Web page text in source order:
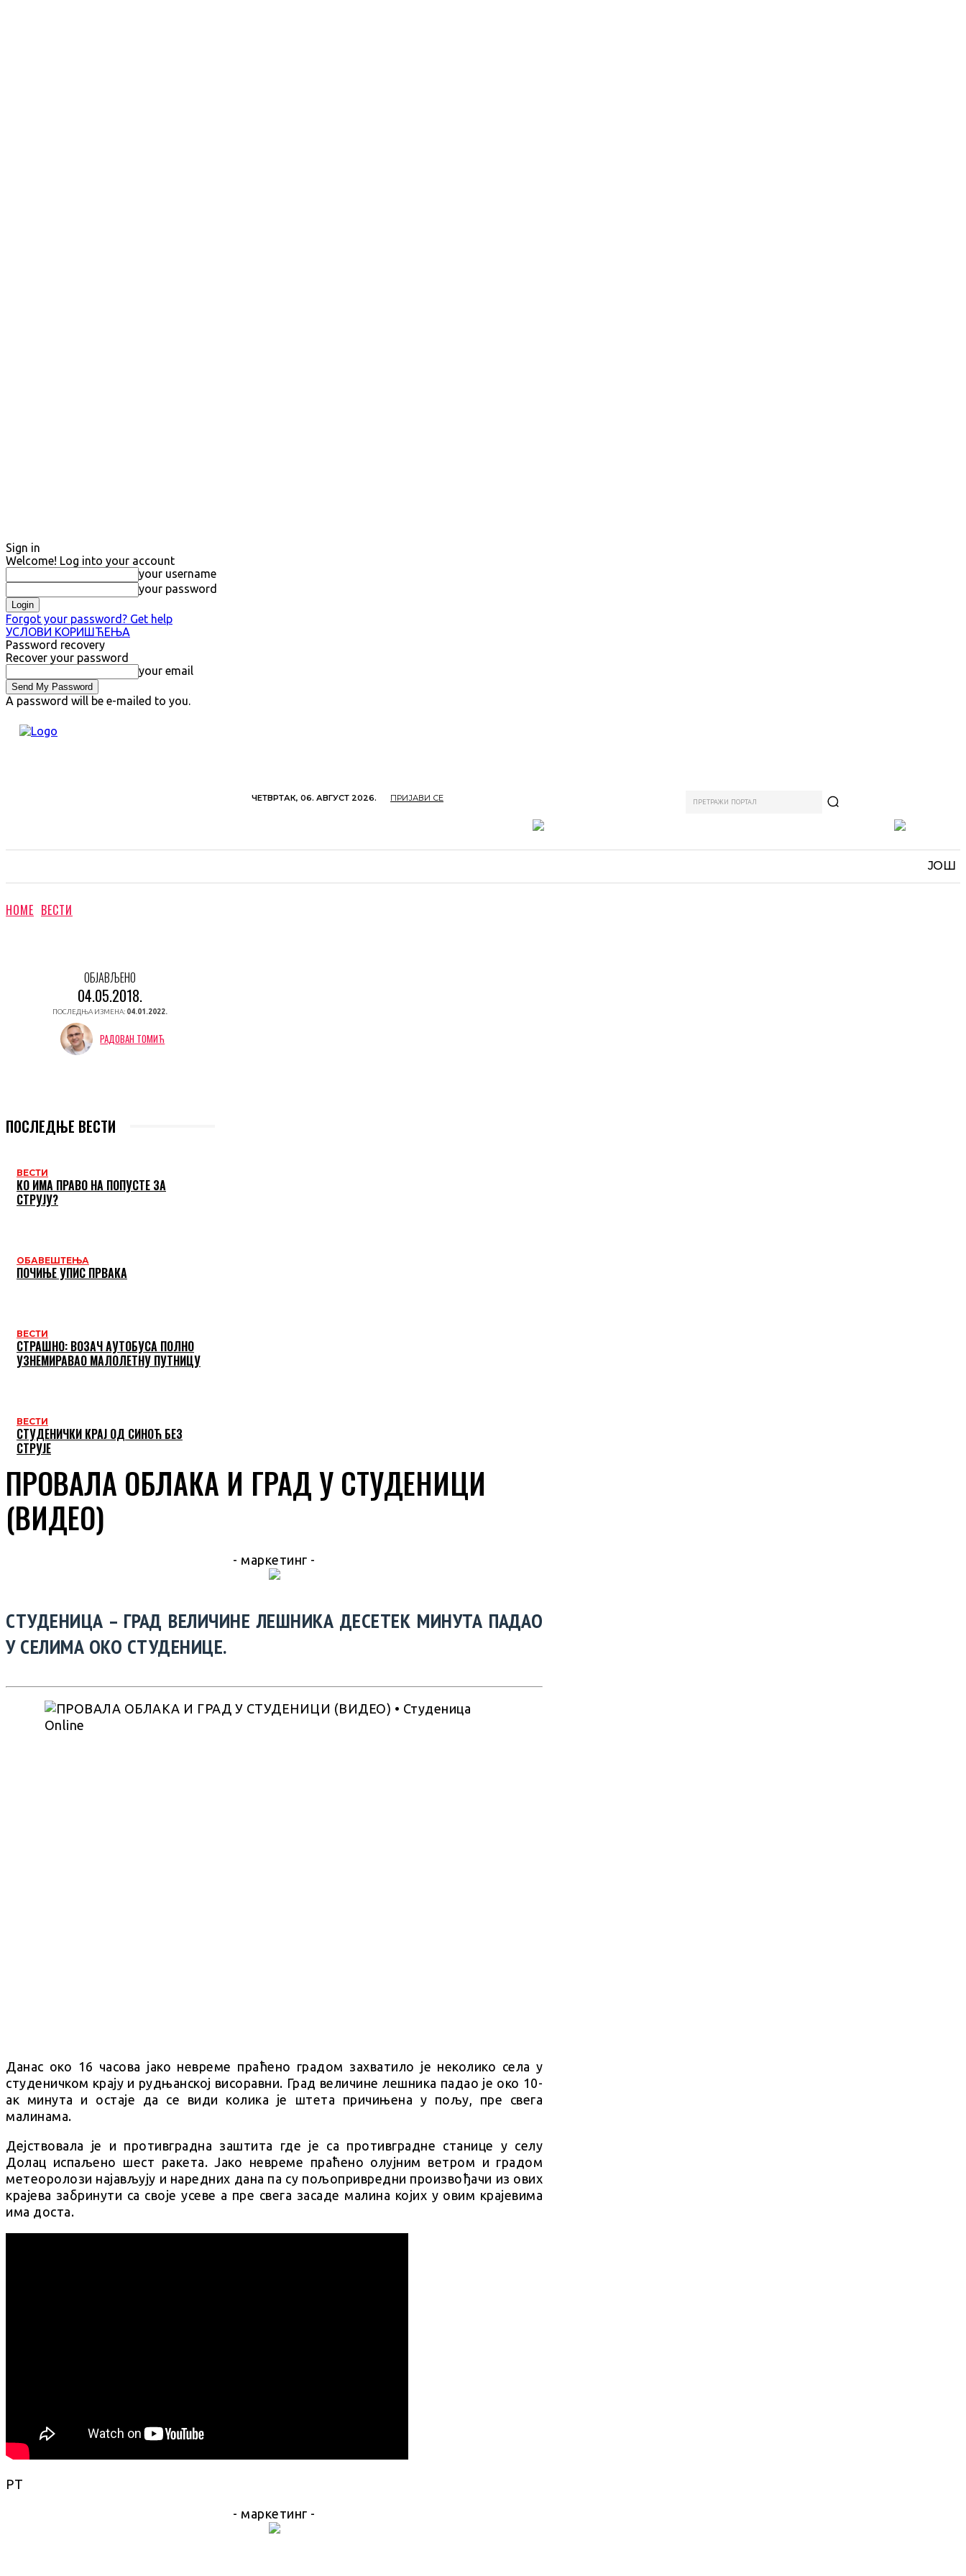
Sign in
Welcome! Log into your account
your username
your password
Forgot your password? Get help
УСЛОВИ КОРИШЋЕЊА
Password recovery
Recover your password
your email
A password will be e-mailed to you.
ЧЕТВРТАК, 06. АВГУСТ 2026. ПРИЈАВИ СЕ ПРЕТРАЖИ ПОРТАЛ
ЈОШ
HOME ВЕСТИ
ОБЈАВЉЕНО
04.05.2018.
ПОСЛЕДЊА ИЗМЕНА: 04.01.2022.
РАДОВАН ТОМИЋ
ПОСЛЕДЊЕ ВЕСТИ
ВЕСТИ
КО ИМА ПРАВО НА ПОПУСТЕ ЗА
СТРУЈУ?
ОБАВЕШТЕЊА
ПОЧИЊЕ УПИС ПРВАКА
ВЕСТИ
СТРАШНО: ВОЗАЧ АУТОБУСА ПОЛНО
УЗНЕМИРАВАО МАЛОЛЕТНУ ПУТНИЦУ
ВЕСТИ
СТУДЕНИЧКИ КРАЈ ОД СИНОЋ БЕЗ
СТРУЈЕ
ПРОВАЛА ОБЛАКА И ГРАД У СТУДЕНИЦИ
(ВИДЕО)
- маркетинг -
СТУДЕНИЦА – ГРАД ВЕЛИЧИНЕ ЛЕШНИКА ДЕСЕТЕК МИНУТА ПАДАО
У СЕЛИМА ОКО СТУДЕНИЦЕ.
Данас око 16 часова јако невреме праћено градом захватило је неколико села у
студеничком крају и рудњанској висоравни. Град величине лешника падао је око 10-
ак минута и остаје да се види колика је штета причињена у пољу, пре свега
малинама.
Дејствовала је и противградна заштита где је са противградне станице у селу
Долац испаљено шест ракета. Јако невреме праћено олујним ветром и градом
метеоролози најављују и наредних дана па су пољопривредни произвођачи из ових
крајева забринути са своје усеве а пре свега засаде малина којих у овим крајевима
има доста.
РТ
- маркетинг -